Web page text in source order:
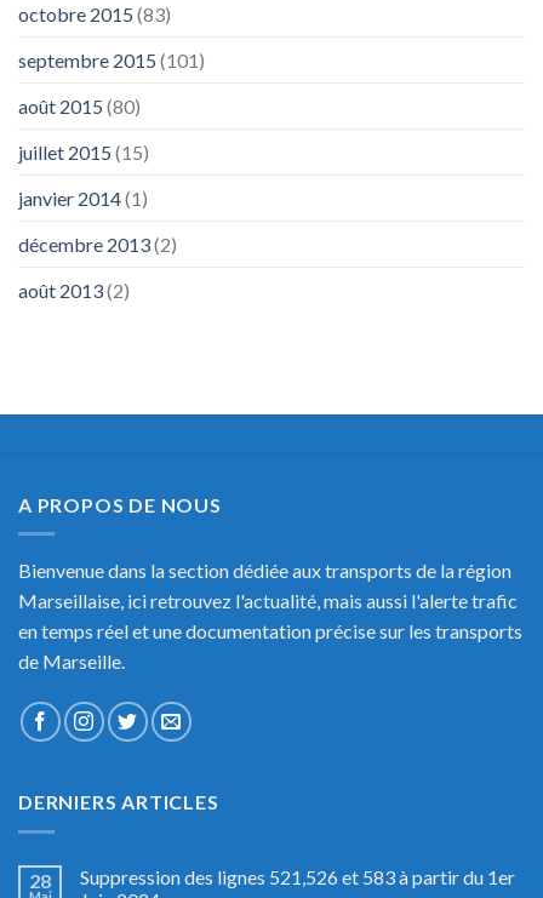
octobre 2015 (83)
septembre 2015 (101)
août 2015 (80)
juillet 2015 (15)
janvier 2014(1)
décembre 2013(2)
août 2013(2)
A PROPOS DE NOUS
Bienvenue dans la section dédiée aux transports de la région
Marseillaise, ici retrouvez l'actualité, mais aussi l'alerte trafic
en temps réel et une documentation précise sur les transports
de Marseille.
DERNIERS ARTICLES
28
Suppression des lignes 521,526 et 583 à partir du 1er